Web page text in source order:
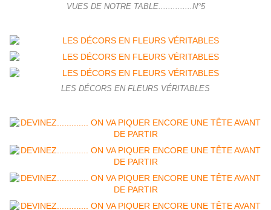
VUES DE NOTRE TABLE..............N°5
LES DÉCORS EN FLEURS VÉRITABLES